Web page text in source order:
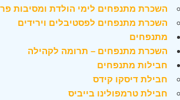
השכרת מתנפחים לימי הולדת ומסיבות
השכרת מתנפחים לפסטיבלים וירידים
מתנפחים
השכרת מתנפחים – תרומה לקהילה
חבילות מתנפחים
חבילת דיסקו קידס
חבילת טרמפולינו בייביס